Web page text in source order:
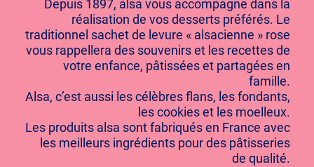
Depuis 1897, alsa vous accompagne dans la
réalisation de vos desserts préférés. Le
traditionnel sachet de levure « alsacienne » rose
vous rappellera des souvenirs et les recettes de
votre enfance, pâtissées et partagées en
famille.
Alsa, c’est aussi les célèbres flans, les fondants,
les cookies et les moelleux.
Les produits alsa sont fabriqués en France avec
les meilleurs ingrédients pour des pâtisseries
de qualité.